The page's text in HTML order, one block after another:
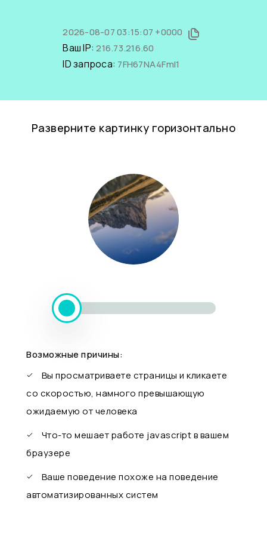
2026-08-07 03:15:07 +0000
Ваш IP:216.73.216.60
ID запроса: 7FH67NA4FmI1
Разверните картинку горизонтально
Возможные причины:
Вы просматриваете страницы и кликаете
со скоростью, намного превышающую
ожидаемую от человека
Что-то мешает работе javascript в вашем
браузере
Ваше поведение похоже на поведение
автоматизированных систем